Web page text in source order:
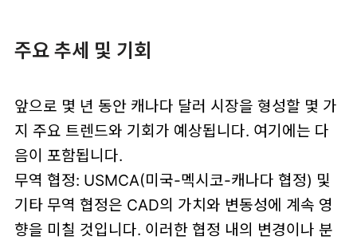
주요 추세 및 기회
앞으로 몇 년 동안 캐나다 달러 시장을 형성할 몇 가
지 주요 트렌드와 기회가 예상됩니다. 여기에는 다
음이 포함됩니다.
무역 협정: USMCA(미국-멕시코-캐나다 협정) 및
기타 무역 협정은 CAD의 가치와 변동성에 계속 영
향을 미칠 것입니다. 이러한 협정 내의 변경이나 분